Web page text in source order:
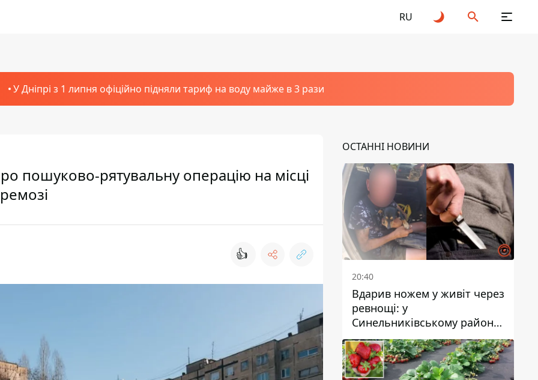
RU
У Дніпрі з 1 липня офіційно підняли тариф на воду майже в 3 рази
пошуково-рятувальну операцію на місці
👍
ОСТАННІ НОВИНИ
20:40
Вдарив ножем у живіт через
ревнощі: у
Синельниківському районі
затримали 49-річного
чоловіка за вбивство